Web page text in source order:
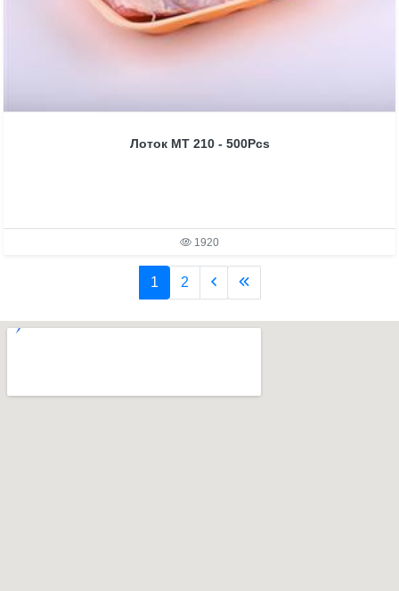
Лоток MT 210 - 500Pcs
1920
1 2